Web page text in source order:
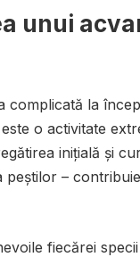
unui
complicată la
o activitate
inițială și
peștilor –
fiecărei